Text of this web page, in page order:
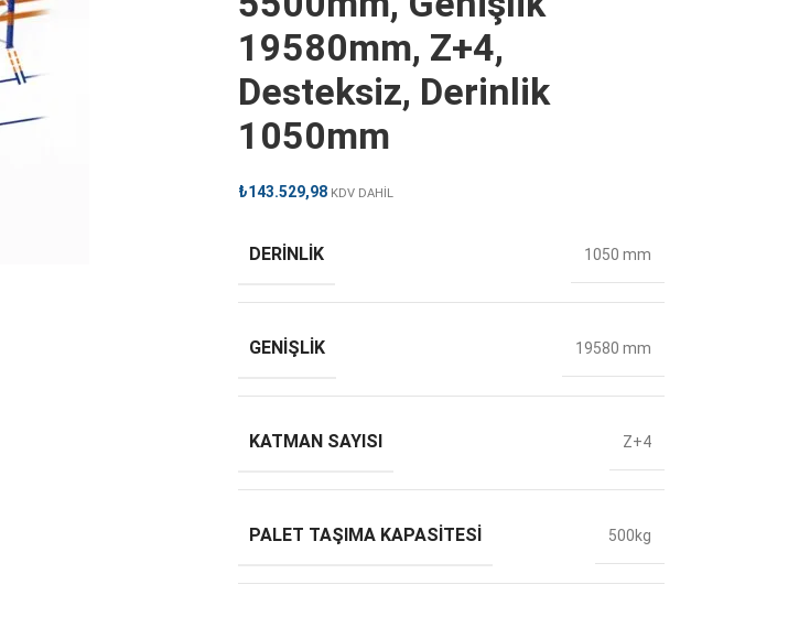
19580mm, Z+4,
Desteksiz, Derinlik
1050mm
₺143.529,98 KDV DAHİL
DERINLIK 1050 mm
GENIŞLIK 19580 mm
KATMAN SAYISI Z+4
PALET TAŞIMA KAPASITESI 500kg